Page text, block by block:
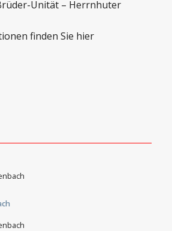
Unität – Herrnhuter
finden Sie hier